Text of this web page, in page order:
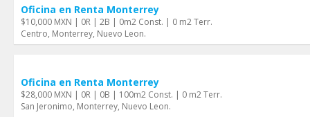
Oficina en Renta Monterrey
$10,000 MXN | 0R | 2B | 0m2 Const. | 0 m2 Terr.
Centro, Monterrey, Nuevo Leon.
Oficina en Renta Monterrey
$28,000 MXN | 0R | 0B | 100m2 Const. | 0 m2 Terr.
San Jeronimo, Monterrey, Nuevo Leon.